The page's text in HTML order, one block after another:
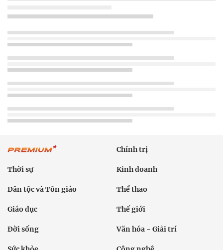
Chính trị
Thời sự Kinh doanh
Dân tộc và Tôn giáo Thể thao
Giáo dục Thế giới
Đời sống Văn hóa - Giải trí